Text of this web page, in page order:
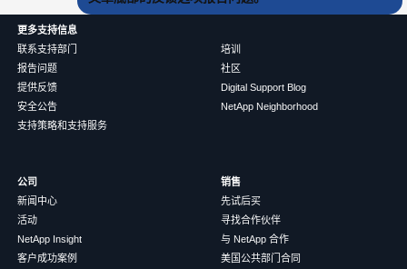
更多支持信息
联系支持部门
报告问题
提供反馈
安全公告
支持策略和支持服务
培训
社区
Digital Support Blog
NetApp Neighborhood
公司
新闻中心
活动
NetApp Insight
客户成功案例
销售
先试后买
寻找合作伙伴
与 NetApp 合作
美国公共部门合同